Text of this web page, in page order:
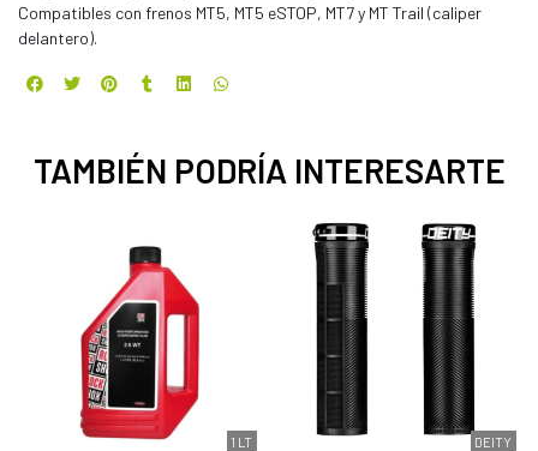
Compatibles con frenos MT5, MT5 eSTOP, MT7 y MT Trail (caliper
delantero).
TAMBIÉN PODRÍA INTERESARTE
1 LT DEITY